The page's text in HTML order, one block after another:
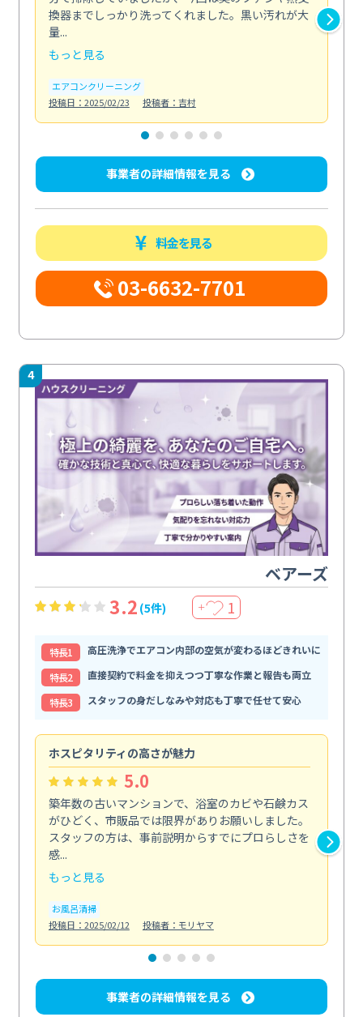
換器までしっかり洗ってくれました。黒い汚れが大
量...
もっと見る
エアコンクリーニング
投稿日：2025/02/23
投稿者：吉村
事業者の詳細情報を見る
料金を見る
03-6632-7701
4
ベアーズ
3.2 (5件) ＋ 1
特⻑1
高圧洗浄でエアコン内部の空気が変わるほどきれいに
特⻑2
直接契約で料金を抑えつつ丁寧な作業と報告も両立
特⻑3
スタッフの身だしなみや対応も丁寧で任せて安心
ホスピタリティの高さが魅力
5.0
築年数の古いマンションで、浴室のカビや石鹸カス
がひどく、市販品では限界がありお願いしました。
スタッフの方は、事前説明からすでにプロらしさを
感...
もっと見る
お風呂清掃
投稿日：2025/02/12
投稿者：モリヤマ
事業者の詳細情報を見る